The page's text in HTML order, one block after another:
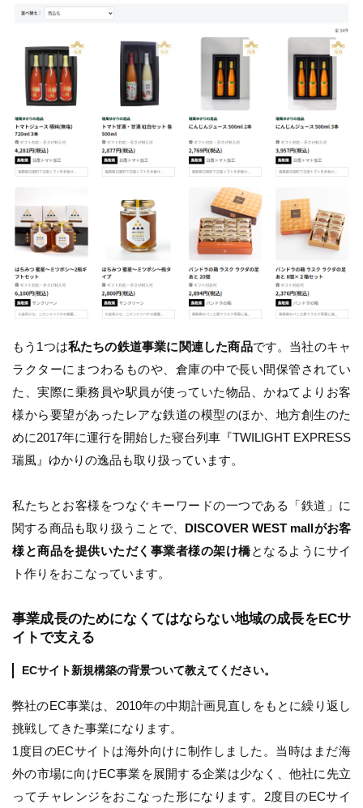
もう1つは私たちの鉄道事業に関連した商品です。当社のキャ
ラクターにまつわるものや、倉庫の中で長い間保管されてい
た、実際に乗務員や駅員が使っていた物品、かねてよりお客
様から要望があったレアな鉄道の模型のほか、地方創生のた
めに2017年に運行を開始した寝台列車『TWILIGHT EXPRESS
瑞風』ゆかりの逸品も取り扱っています。
私たちとお客様をつなぐキーワードの一つである「鉄道」に
関する商品も取り扱うことで、 DISCOVER WEST mallがお客
様と商品を提供いただく事業者様の架け橋となるようにサイ
ト作りをおこなっています。
事業成長のためになくてはならない地域の成長をECサ
イトで支える
ECサイト新規構築の背景ついて教えてください。
弊社のEC事業は、2010年の中期計画見直しをもとに繰り返し
挑戦してきた事業になります。
1度目のECサイトは海外向けに制作しました。当時はまだ海
外の市場に向けEC事業を展開する企業は少なく、他社に先立
ってチャレンジをおこなった形になります。2度目のECサイ